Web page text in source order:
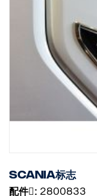
Scania标志
配件􀌸: 2800833